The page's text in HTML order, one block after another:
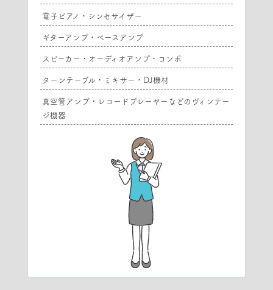
電子ピアノ・シンセサイザー
ギターアンプ・ベースアンプ
スピーカー・オーディオアンプ・コンポ
ターンテーブル・ミキサー・DJ機材
真空管アンプ・レコードプレーヤーなどのヴィンテー
ジ機器